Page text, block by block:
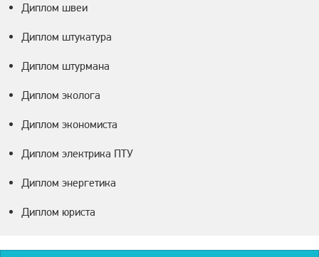
Диплом швеи
Диплом штукатура
Диплом штурмана
Диплом эколога
Диплом экономиста
Диплом электрика ПТУ
Диплом энергетика
Диплом юриста